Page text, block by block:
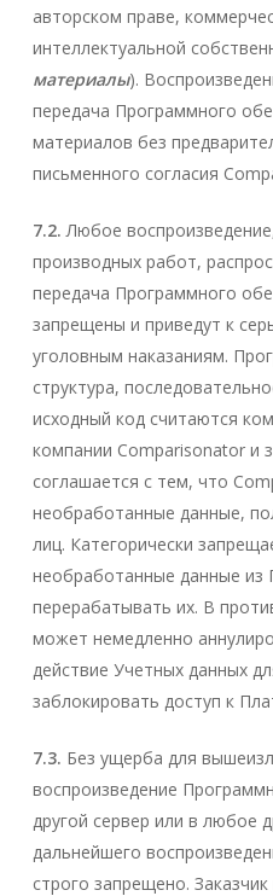
авторском праве,
интеллектуальной
материалы).
передача Программного
материалов без
письменного согласия
7.2. Любое
производных работ,
передача Программного
запрещены и приведут к
уголовным наказаниям.
структура,
исходный код считаются
компании Comparisonator и
соглашается с тем, что
необработанные данные,
лиц. Категорически
необработанные данные
перерабатывать их. В
может немедленно
действие Учетных данных
заблокировать доступ к
7.3. Без ущерба для
воспроизведение
другой сервер или в любое
дальнейшего
строго запрещено.